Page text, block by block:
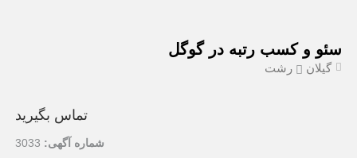
سئو و کسب رتبه در گوگل
گیلان رشت
تماس بگیرید
شماره آگهی: 3033